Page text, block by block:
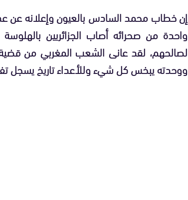
إن خطاب محمد السادس بالعيون وإعلانه عن
واحدة من صحرائه أصاب الجزائريين
لصالحهم، لقد عانى الشعب المغربي من
ووحدته يبخس كل شيء وللأعداء تاريخ يسجل